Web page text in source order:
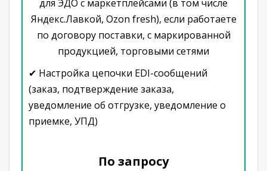
для ЭДО с маркетплейсами (в том числе
Яндекс.Лавкой, Ozon fresh), если работаете
по договору поставки, с маркированной
продукцией, торговыми сетями
✔ Настройка цепочки EDI-сообщений
(заказ, подтверждение заказа,
уведомление об отгрузке, уведомление о
приемке, УПД)
По запросу